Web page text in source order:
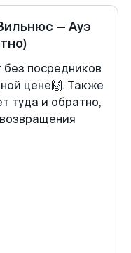
— Ауэ
посредников
цене🙌. Также
туда и обратно,